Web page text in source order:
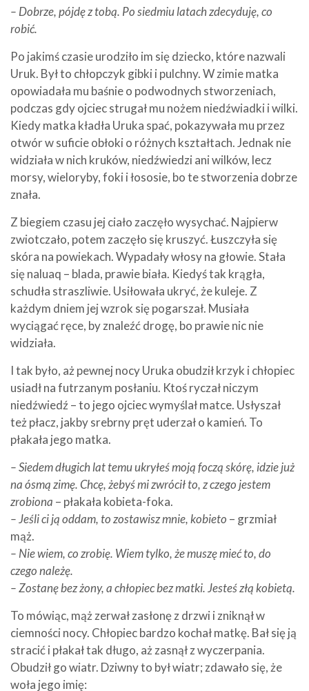
– Dobrze, pójdę z tobą. Po siedmiu latach zdecyduję, co
robić.
Po jakimś czasie urodziło im się dziecko, które nazwali
Uruk. Był to chłopczyk gibki i pulchny. W zimie matka
opowiadała mu baśnie o podwodnych stworzeniach,
podczas gdy ojciec strugał mu nożem niedźwiadki i wilki.
Kiedy matka kładła Uruka spać, pokazywała mu przez
otwór w suficie obłoki o różnych kształtach. Jednak nie
widziała w nich kruków, niedźwiedzi ani wilków, lecz
morsy, wieloryby, foki i łososie, bo te stworzenia dobrze
znała.
Z biegiem czasu jej ciało zaczęło wysychać. Najpierw
zwiotczało, potem zaczęło się kruszyć. Łuszczyła się
skóra na powiekach. Wypadały włosy na głowie. Stała
się naluaq – blada, prawie biała. Kiedyś tak krągła,
schudła straszliwie. Usiłowała ukryć, że kuleje. Z
każdym dniem jej wzrok się pogarszał. Musiała
wyciągać ręce, by znaleźć drogę, bo prawie nic nie
widziała.
I tak było, aż pewnej nocy Uruka obudził krzyk i chłopiec
usiadł na futrzanym posłaniu. Ktoś ryczał niczym
niedźwiedź – to jego ojciec wymyślał matce. Usłyszał
też płacz, jakby srebrny pręt uderzał o kamień. To
płakała jego matka.
– Siedem długich lat temu ukryłeś moją foczą skórę, idzie już
na ósmą zimę. Chcę, żebyś mi zwrócił to, z czego jestem
zrobiona – płakała kobieta-foka.
– Jeśli ci ją oddam, to zostawisz mnie, kobieto – grzmiał
mąż.
– Nie wiem, co zrobię. Wiem tylko, że muszę mieć to, do
czego należę.
– Zostanę bez żony, a chłopiec bez matki. Jesteś złą kobietą.
To mówiąc, mąż zerwał zasłonę z drzwi i zniknął w
ciemności nocy. Chłopiec bardzo kochał matkę. Bał się ją
stracić i płakał tak długo, aż zasnął z wyczerpania.
Obudził go wiatr. Dziwny to był wiatr; zdawało się, że
woła jego imię: